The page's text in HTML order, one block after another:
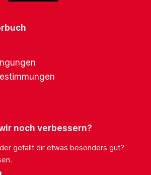
noch verbessern?
gefällt dir etwas besonders gut?